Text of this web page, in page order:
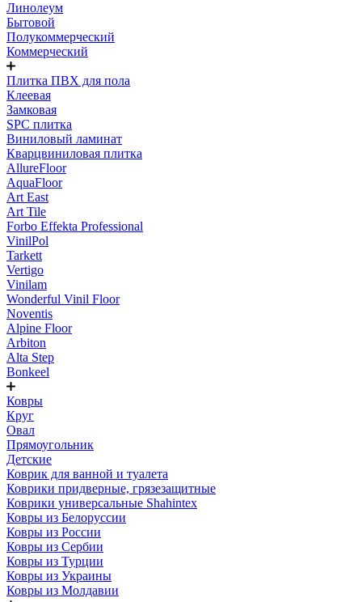
Линолеум
Бытовой
Полукоммерческий
Коммерческий
Плитка ПВХ для пола
Клеевая
Замковая
SPC плитка
Виниловый ламинат
Кварцвиниловая плитка
AllureFloor
AquaFloor
Art East
Art Tile
Forbo Effekta Professional
VinilPol
Tarkett
Vertigo
Vinilam
Wonderful Vinil Floor
Noventis
Alpine Floor
Arbiton
Alta Step
Bonkeel
Ковры
Круг
Овал
Прямоугольник
Детские
Коврик для ванной и туалета
Коврики придверные, грязезащитные
Коврики универсальные Shahintex
Ковры из Белоруссии
Ковры из России
Ковры из Сербии
Ковры из Турции
Ковры из Украины
Ковры из Молдавии